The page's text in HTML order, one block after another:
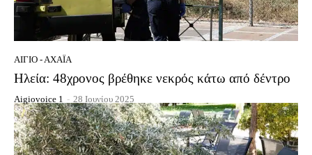
ΑΊΓΙΟ - ΑΧΑΪ́Α
Ηλεία: 48χρονος βρέθηκε νεκρός κάτω από δέντρο
Aigiovoice 1 - 28 Ιουνίου 2025